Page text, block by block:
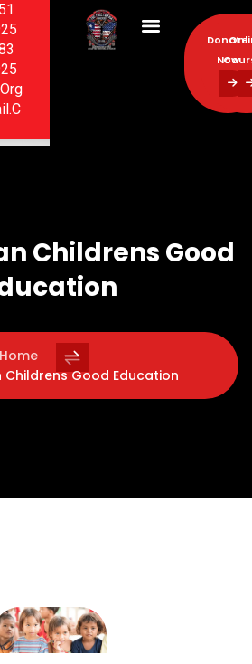
Donate
Now
Donate
Childrens Good
Home
Childrens Good Education